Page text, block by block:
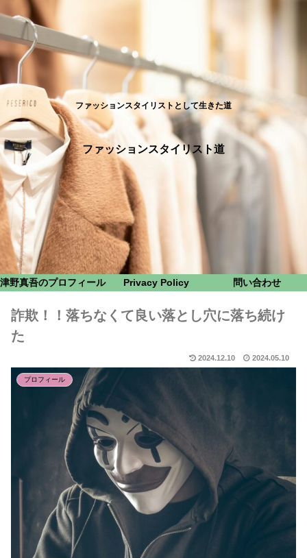
ファッションスタイリストとして生きた道
ファッションスタイリスト道
津野真吾のプロフィール Privacy Policy 問い合わせ
詐欺！！落ちなくて良い落とし穴に落ち続け
た
2024.12.10 2024.05.10
プロフィール